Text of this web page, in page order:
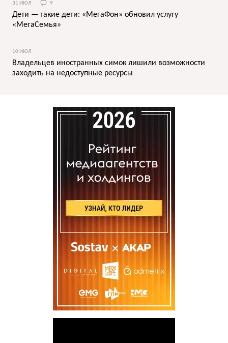
31 ИЮЛ 9
Дети — такие дети: «МегаФон» обновил услугу
«МегаСемья»
10 ИЮЛ
Владельцев иностранных симок лишили возможности
заходить на недоступные ресурсы